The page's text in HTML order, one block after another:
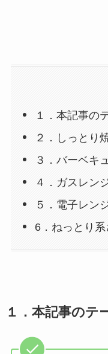
１．本記事の
２．しっとり
３．バーベキ
４．ガスレン
５．電子レン
6．ねっとり
１． 本記事のテ